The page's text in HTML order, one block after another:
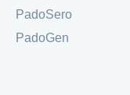
PadoSero
PadoGen